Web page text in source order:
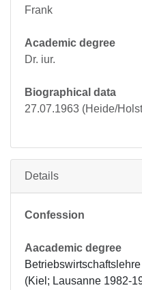
Frank
Academic degree
Dr. iur.
Biographical data
27.07.1963 (Heide/
Details
Confession
Aacademic degree
(Kiel; Lausanne 1982-